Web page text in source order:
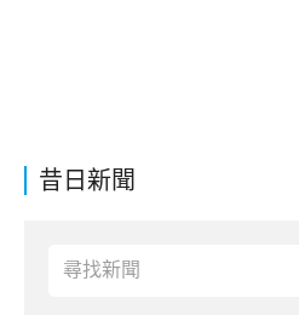
昔日新聞